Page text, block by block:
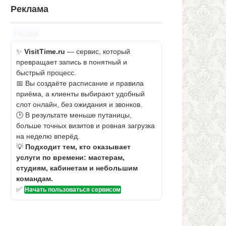
Реклама
✨ VisitTime.ru — сервис, который
превращает запись в понятный и
быстрый процесс.
📅 Вы создаёте расписание и правила
приёма, а клиенты выбирают удобный
слот онлайн, без ожидания и звонков.
🕒 В результате меньше путаницы,
больше точных визитов и ровная загрузка
на неделю вперёд.
💡 Подходит тем, кто оказывает
услуги по времени: мастерам,
студиям, кабинетам и небольшим
командам.
✅ Начать пользоваться сервисом